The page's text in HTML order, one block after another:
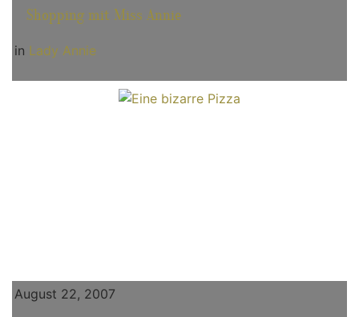
Shopping mit Miss Annie
in Lady Annie
August 22, 2007